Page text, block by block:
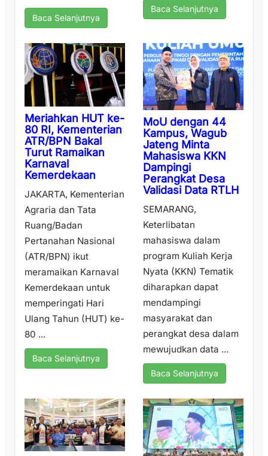
Baca Selanjutnya
Baca Selanjutnya
Meriahkan HUT ke-
80 RI, Kementerian
ATR/BPN Bakal
Turut Ramaikan
Karnaval
Kemerdekaan
JAKARTA, Kementerian
Agraria dan Tata
Ruang/Badan
Pertanahan Nasional
(ATR/BPN) ikut
meramaikan Karnaval
Kemerdekaan untuk
memperingati Hari
Ulang Tahun (HUT) ke-
80 ...
Baca Selanjutnya
MoU dengan 44
Kampus, Wagub
Jateng Minta
Mahasiswa KKN
Dampingi
Perangkat Desa
Validasi Data RTLH
SEMARANG,
Keterlibatan
mahasiswa dalam
program Kuliah Kerja
Nyata (KKN) Tematik
diharapkan dapat
mendampingi
masyarakat dan
perangkat desa dalam
mewujudkan data ...
Baca Selanjutnya